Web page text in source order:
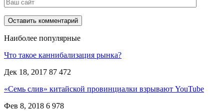
Наиболее популярные
Что такое каннибализация рынка?
Дек 18, 2017 87 472
«Семь слив» китайской провинциалки взрывают YouTube
Фев 8, 2018 6 978